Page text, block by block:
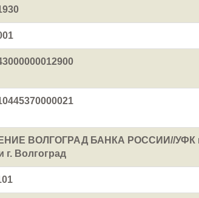
ВОЛГОГРАД БАНКА РОССИИ//УФК
г. Волгоград